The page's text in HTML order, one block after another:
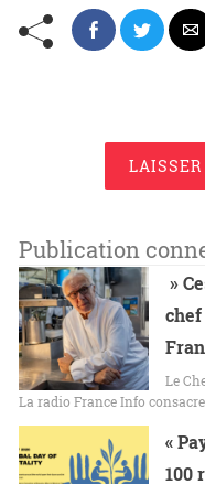
Publication
»
Le
La radio France Info consacre
«
100